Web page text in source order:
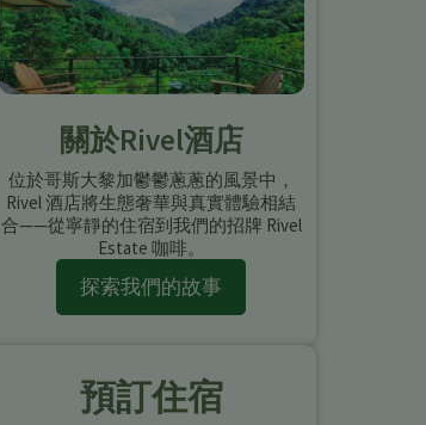
關於Rivel酒店
位於哥斯大黎加鬱鬱蔥蔥的風景中，
Rivel 酒店將生態奢華與真實體驗相結
合——從寧靜的住宿到我們的招牌 Rivel
Estate 咖啡。
探索我們的故事
預訂住宿